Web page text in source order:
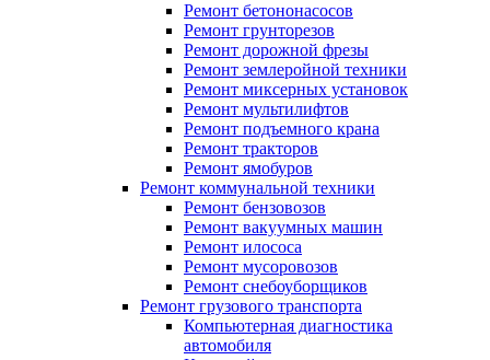
Ремонт бетононасосов
Ремонт грунторезов
Ремонт дорожной фрезы
Ремонт землеройной техники
Ремонт миксерных установок
Ремонт мультилифтов
Ремонт подъемного крана
Ремонт тракторов
Ремонт ямобуров
Ремонт коммунальной техники
Ремонт бензовозов
Ремонт вакуумных машин
Ремонт илососа
Ремонт мусоровозов
Ремонт снебоуборщиков
Ремонт грузового транспорта
Компьютерная диагностика
автомобиля